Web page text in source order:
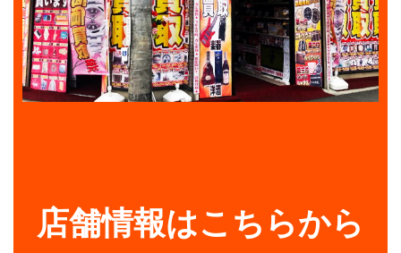
店舗情報はこちらから